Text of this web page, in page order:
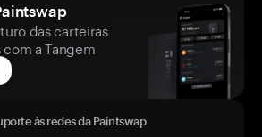
das carteiras
a Tangem
às redes da Paintswap